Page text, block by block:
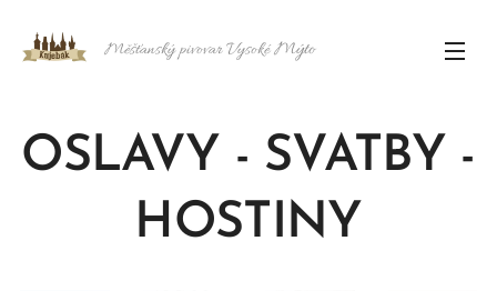
Měšťanský pivovar VysokéMýto
OSLAVY - SVATBY -
HOSTINY